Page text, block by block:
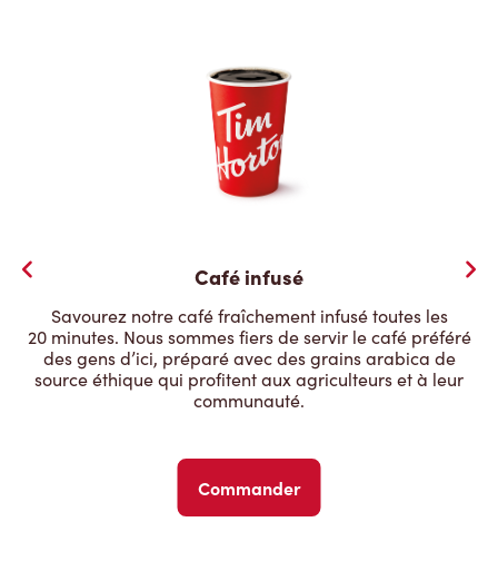
Café infusé
Savourez notre café fraîchement infusé toutes les
20 minutes. Nous sommes fiers de servir le café préféré
des gens d’ici, préparé avec des grains arabica de
source éthique qui profitent aux agriculteurs et à leur
communauté.
Commander